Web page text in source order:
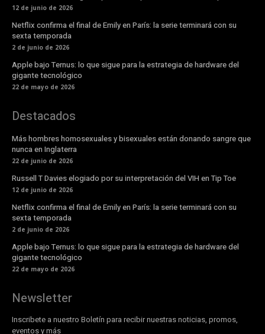
12 de junio de 2026
Netflix confirma el final de Emily en París: la serie terminará con su
sexta temporada
2 de junio de 2026
Apple bajo Ternus: lo que sigue para la estrategia de hardware del
gigante tecnológico
22 de mayo de 2026
Destacados
Más hombres homosexuales y bisexuales están donando sangre que
nunca en Inglaterra
22 de junio de 2026
Russell T Davies elogiado por su interpretación del VIH en Tip Toe
12 de junio de 2026
Netflix confirma el final de Emily en París: la serie terminará con su
sexta temporada
2 de junio de 2026
Apple bajo Ternus: lo que sigue para la estrategia de hardware del
gigante tecnológico
22 de mayo de 2026
Newsletter
Inscribete a nuestro Boletín para recibir nuestras noticias, promos,
eventos y más